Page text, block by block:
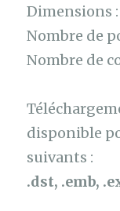
Dimensions :
Nombre de
Nombre de
disponible
suivants :
.dst, .emb,